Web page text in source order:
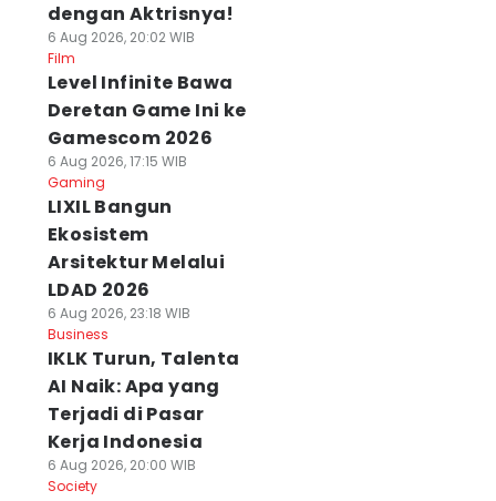
dengan Aktrisnya!
6 Aug 2026, 20:02 WIB
Film
Level Infinite Bawa
Deretan Game Ini ke
Gamescom 2026
6 Aug 2026, 17:15 WIB
Gaming
LIXIL Bangun
Ekosistem
Arsitektur Melalui
LDAD 2026
6 Aug 2026, 23:18 WIB
Business
IKLK Turun, Talenta
AI Naik: Apa yang
Terjadi di Pasar
Kerja Indonesia
6 Aug 2026, 20:00 WIB
Society